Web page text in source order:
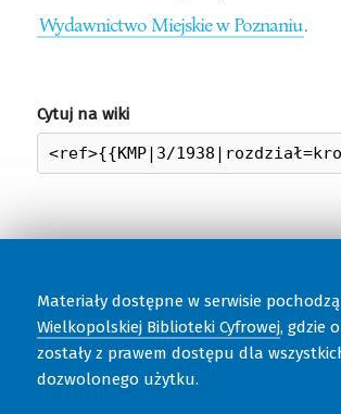
Wydawnictwo Miejskie w Poznaniu.
Cytuj na wiki
Materiały dostępne w serwisie
Wielkopolskiej Biblioteki Cyfrowej, gdzie
zostały z prawem dostępu dla
dozwolonego użytku.